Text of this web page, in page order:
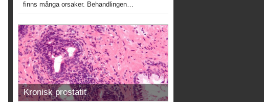
finns många orsaker. Behandlingen…
Kronisk prostatit